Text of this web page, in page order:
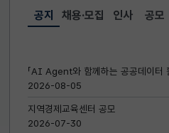
공지
선택됨
공지
「AI Agent와 함께하는 공공데이터
2026-08-05
지역경제교육센터 공모
2026-07-30
채용·모집 인사 공모